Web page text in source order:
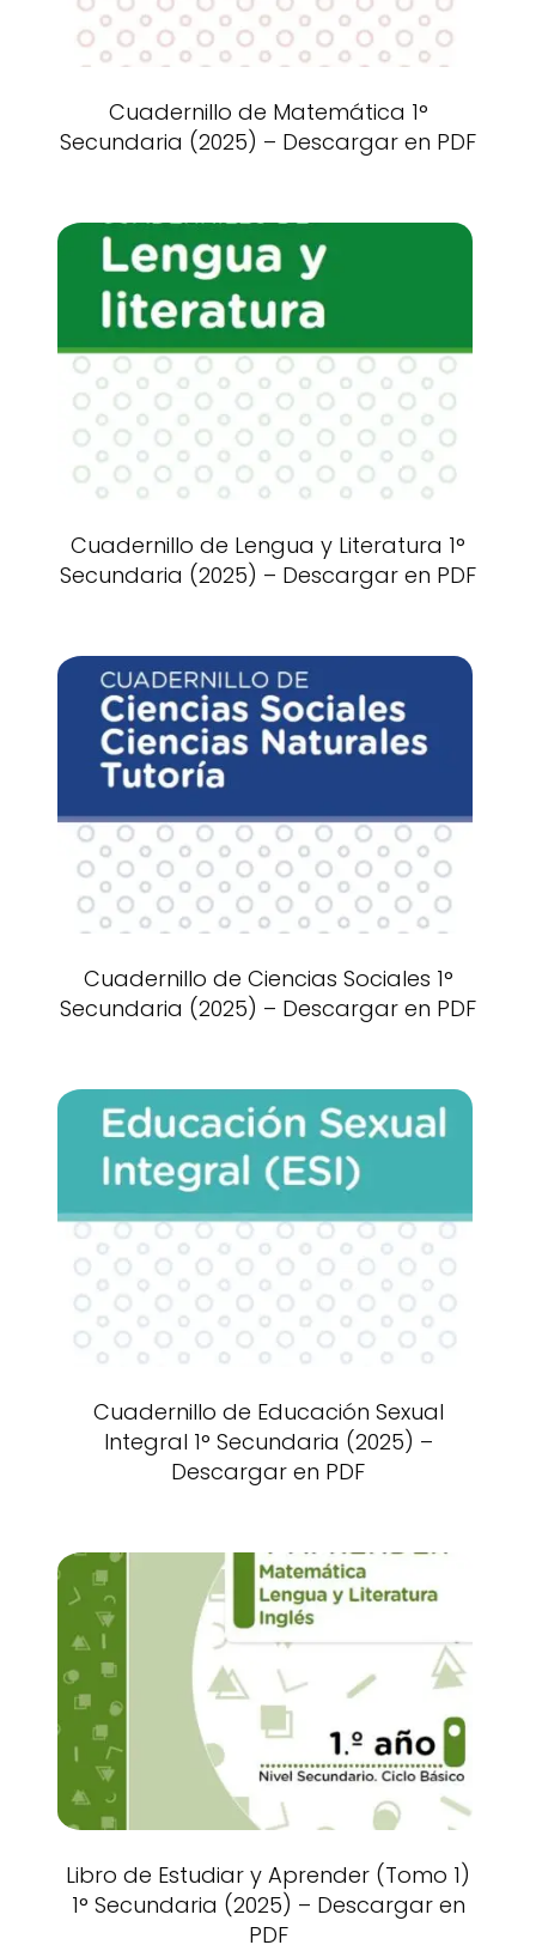
Cuadernillo de Matemática 1°
Secundaria (2025) – Descargar en PDF
Cuadernillo de Lengua y Literatura 1°
Secundaria (2025) – Descargar en PDF
Cuadernillo de Ciencias Sociales 1°
Secundaria (2025) – Descargar en PDF
Cuadernillo de Educación Sexual
Integral 1° Secundaria (2025) –
Descargar en PDF
Libro de Estudiar y Aprender (Tomo 1)
1° Secundaria (2025) – Descargar en
PDF